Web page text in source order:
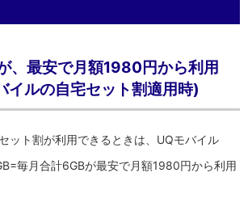
、最安で月額1980円から利用
イルの自宅セット割適用時)
ット割が利用できるときは、UQモバイル
毎月合計6GBが最安で月額1980円から利用